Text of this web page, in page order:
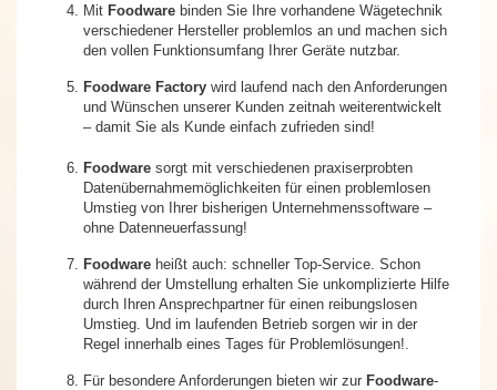
Mit Foodware binden Sie Ihre vorhandene Wägetechnik
verschiedener Hersteller problemlos an und machen sich
den vollen Funktionsumfang Ihrer Geräte nutzbar.
Foodware Factory wird laufend nach den Anforderungen
und Wünschen unserer Kunden zeitnah weiterentwickelt
– damit Sie als Kunde einfach zufrieden sind!
Foodware sorgt mit verschiedenen praxiserprobten
Datenübernahmemöglichkeiten für einen problemlosen
Umstieg von Ihrer bisherigen Unternehmenssoftware –
ohne Datenneuerfassung!
Foodware heißt auch: schneller Top-Service. Schon
während der Umstellung erhalten Sie unkomplizierte Hilfe
durch Ihren Ansprechpartner für einen reibungslosen
Umstieg. Und im laufenden Betrieb sorgen wir in der
Regel innerhalb eines Tages für Problemlösungen!.
Für besondere Anforderungen bieten wir zur Foodware-